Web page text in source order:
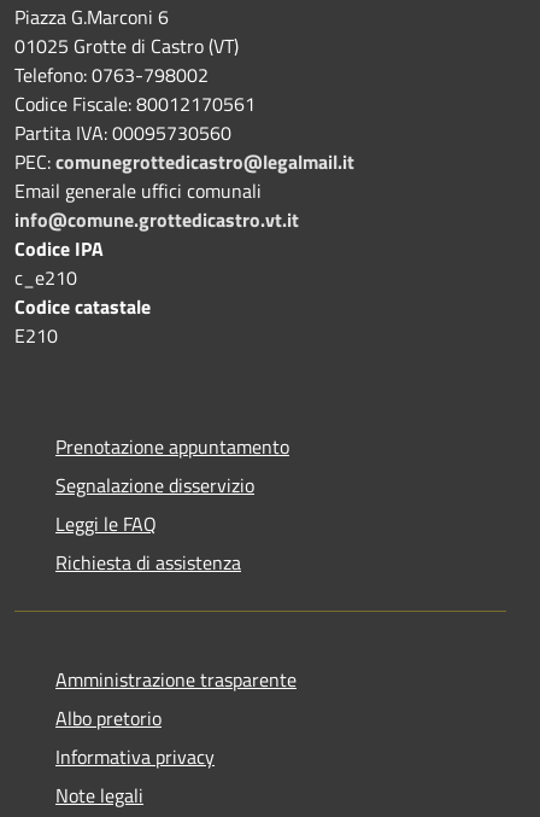
Piazza G.Marconi 6
01025 Grotte di Castro (VT)
Telefono: 0763-798002
Codice Fiscale: 80012170561
Partita IVA: 00095730560
PEC:comunegrottedicastro@legalmail.it
Email generale uffici comunali
info@comune.grottedicastro.vt.it
Codice IPA
c_e210
Codice catastale
E210
Prenotazione appuntamento
Segnalazione disservizio
Leggi le FAQ
Richiesta di assistenza
Amministrazione trasparente
Albo pretorio
Informativa privacy
Note legali